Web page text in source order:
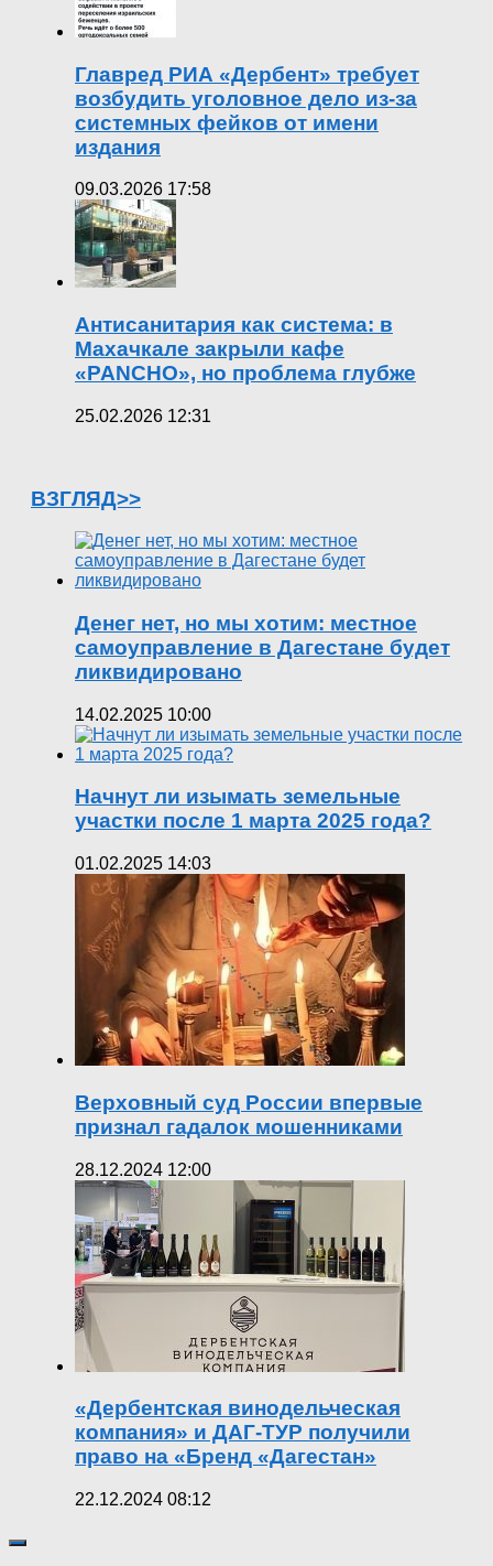
Главред РИА «Дербент» требует
возбудить уголовное дело из-за
системных фейков от имени
издания
09.03.2026 17:58
Антисанитария как система: в
Махачкале закрыли кафе
«PANCHO», но проблема глубже
25.02.2026 12:31
ВЗГЛЯД>>
Денег нет, но мы хотим: местное
самоуправление в Дагестане будет
ликвидировано
14.02.2025 10:00
Начнут ли изымать земельные
участки после 1 марта 2025 года?
01.02.2025 14:03
Верховный суд России впервые
признал гадалок мошенниками
28.12.2024 12:00
«Дербентская винодельческая
компания» и ДАГ-ТУР получили
право на «Бренд «Дагестан»
22.12.2024 08:12